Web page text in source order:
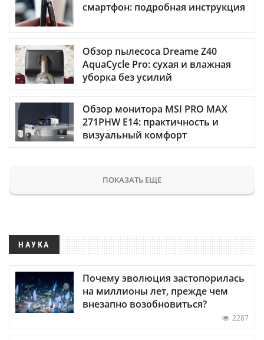
смартфон: подробная инструкция
Обзор пылесоса Dreame Z40
AquaCycle Pro: сухая и влажная
уборка без усилий
Обзор монитора MSI PRO MAX
271PHW E14: практичность и
визуальный комфорт
ПОКАЗАТЬ ЕЩЕ
НАУКА
Почему эволюция застопорилась
на миллионы лет, прежде чем
внезапно возобновиться?
2287